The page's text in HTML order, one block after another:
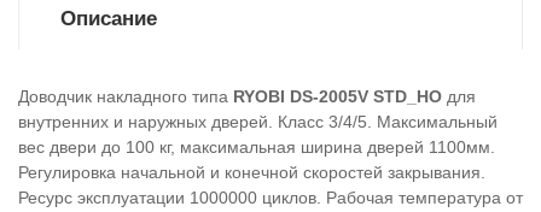
Описание
Доводчик накладного типа RYOBI DS-2005V STD_HO для
внутренних и наружных дверей. Класс 3/4/5. Максимальный
вес двери до 100 кг, максимальная ширина дверей 1100мм.
Регулировка начальной и конечной скоростей закрывания.
Ресурс эксплуатации 1000000 циклов. Рабочая температура от